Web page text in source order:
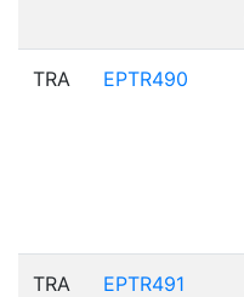
TRA EPTR490
TRA EPTR491